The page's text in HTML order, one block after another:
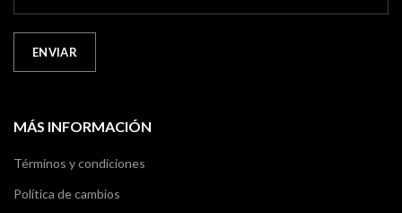
MÁS INFORMACIÓN
Términos y condiciones
Política de cambios